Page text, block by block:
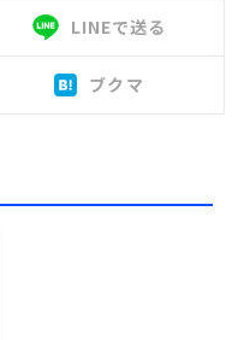
LINEで送る
ブクマ